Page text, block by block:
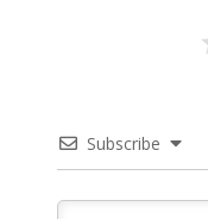
Subscribe